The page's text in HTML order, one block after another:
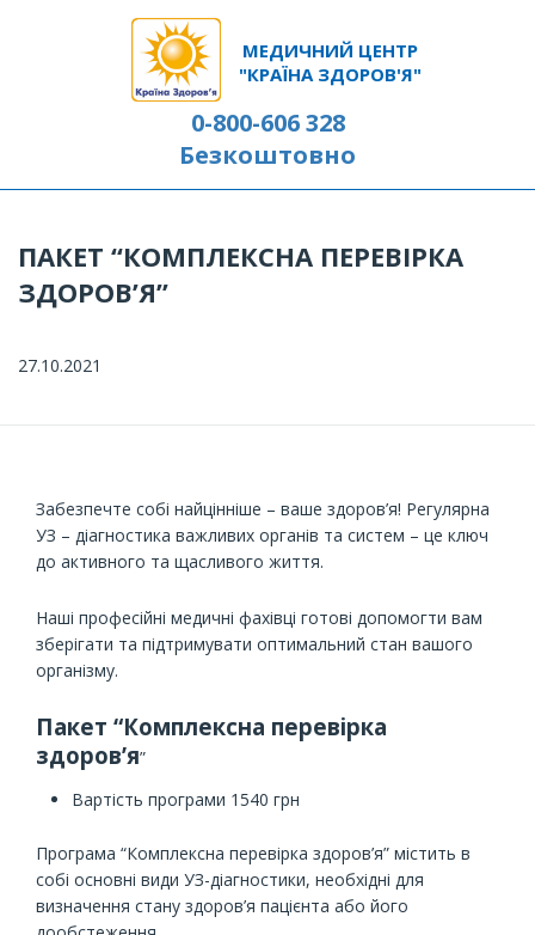
МЕДИЧНИЙ ЦЕНТР
"КРАЇНА ЗДОРОВ'Я"
0-800-606 328
Безкоштовно
ПАКЕТ “КОМПЛЕКСНА ПЕРЕВІРКА
ЗДОРОВ’Я”
27.10.2021
Забезпечте собі найцінніше – ваше здоров’я! Регулярна
УЗ – діагностика важливих органів та систем – це ключ
до активного та щасливого життя.
Наші професійні медичні фахівці готові допомогти вам
зберігати та підтримувати оптимальний стан вашого
організму.
Пакет “Комплексна перевірка
здоров’я”
Вартість програми 1540 грн
Програма “Комплексна перевірка здоров’я” містить в
собі основні види УЗ-діагностики, необхідні для
визначення стану здоров’я пацієнта або його